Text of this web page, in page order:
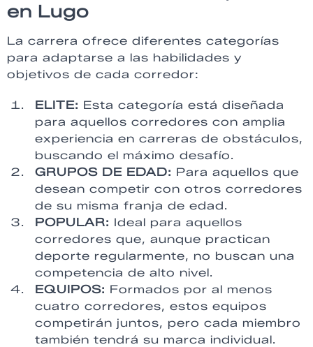
en Lugo
La carrera ofrece diferentes categorías
para adaptarse a las habilidades y
objetivos de cada corredor:
ELITE: Esta categoría está diseñada
para aquellos corredores con amplia
experiencia en carreras de obstáculos,
buscando el máximo desafío.
GRUPOS DE EDAD: Para aquellos que
desean competir con otros corredores
de su misma franja de edad.
POPULAR: Ideal para aquellos
corredores que, aunque practican
deporte regularmente, no buscan una
competencia de alto nivel.
EQUIPOS: Formados por al menos
cuatro corredores, estos equipos
competirán juntos, pero cada miembro
también tendrá su marca individual.